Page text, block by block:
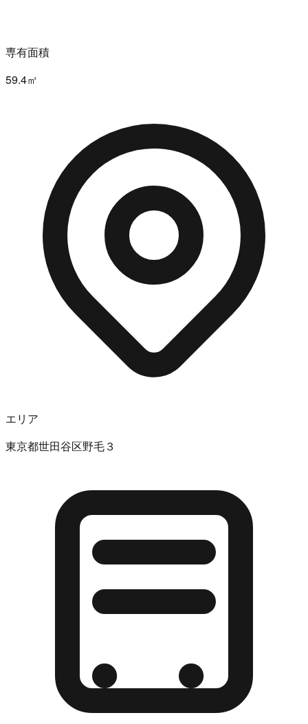
専有面積
59.4㎡
エリア
東京都世田谷区野毛３